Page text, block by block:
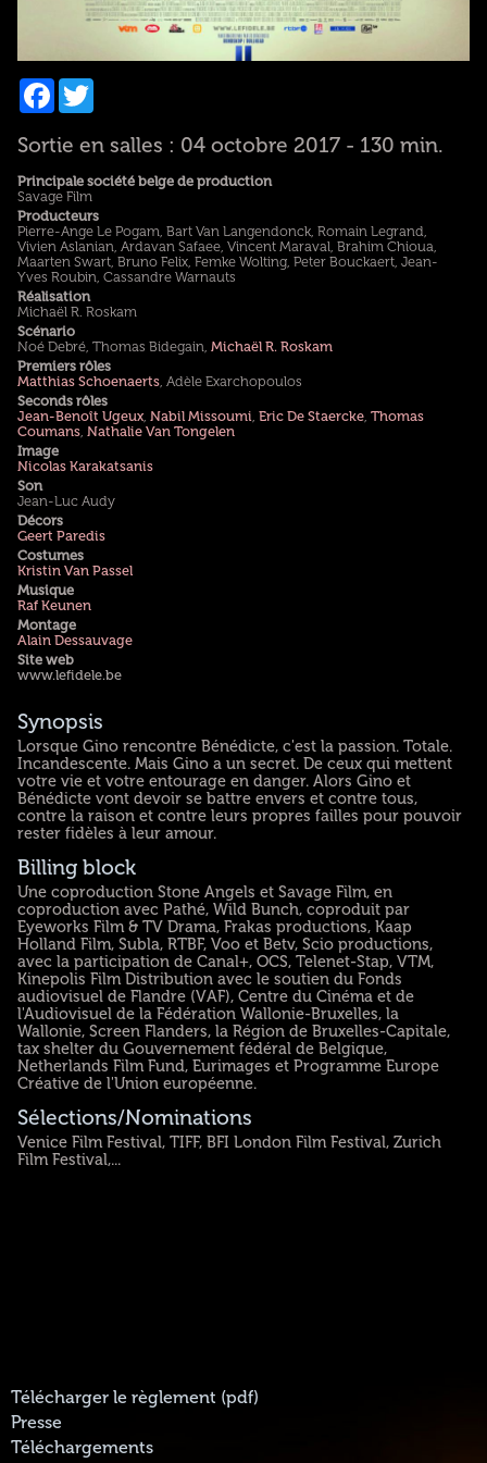
Facebook
Twitter
Sortie en salles : 04 octobre 2017 - 130 min.
Principale société belge de production
Savage Film
Producteurs
Pierre-Ange Le Pogam, Bart Van Langendonck, Romain Legrand,
Vivien Aslanian, Ardavan Safaee, Vincent Maraval, Brahim Chioua,
Maarten Swart, Bruno Felix, Femke Wolting, Peter Bouckaert, Jean-
Yves Roubin, Cassandre Warnauts
Réalisation
Michaël R. Roskam
Scénario
Noé Debré, Thomas Bidegain, Michaël R. Roskam
Premiers rôles
Matthias Schoenaerts, Adèle Exarchopoulos
Seconds rôles
Jean-Benoît Ugeux, Nabil Missoumi Eric De Staercke, Thomas
Coumans, Nathalie Van Tongelen
Image
Nicolas Karakatsanis
Son
Jean-Luc Audy
Décors
Geert Paredis
Costumes
Kristin Van Passel
Musique
Raf Keunen
Montage
Alain Dessauvage
Site web
www.lefidele.be
Synopsis
Lorsque Gino rencontre Bénédicte, c'est la passion. Totale.
Incandescente. Mais Gino a un secret. De ceux qui mettent
votre vie et votre entourage en danger. Alors Gino et
Bénédicte vont devoir se battre envers et contre tous,
contre la raison et contre leurs propres failles pour pouvoir
rester fidèles à leur amour.
Billing block
Une coproduction Stone Angels et Savage Film, en
coproduction avec Pathé, Wild Bunch, coproduit par
Eyeworks Film & TV Drama, Frakas productions, Kaap
Holland Film, Subla, RTBF, Voo et Betv, Scio productions,
avec la participation de Canal+, OCS, Telenet-Stap, VTM,
Kinepolis Film Distribution avec le soutien du Fonds
audiovisuel de Flandre (VAF), Centre du Cinéma et de
l'Audiovisuel de la Fédération Wallonie-Bruxelles, la
Wallonie, Screen Flanders, la Région de Bruxelles-Capitale,
tax shelter du Gouvernement fédéral de Belgique,
Netherlands Film Fund, Eurimages et Programme Europe
Créative de l'Union européenne.
Sélections/Nominations
Venice Film Festival, TIFF, BFI London Film Festival, Zurich
Film Festival,...
Télécharger le règlement (pdf)
Presse
Téléchargements